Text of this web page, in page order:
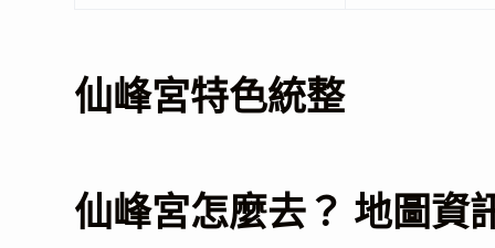
仙峰宮特色統整
仙峰宮怎麼去？ 地圖資